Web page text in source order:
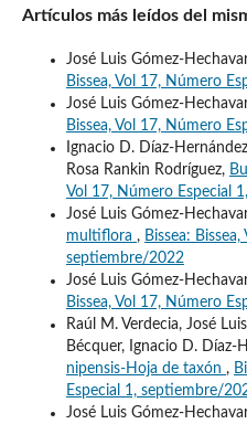
Artículos más leídos del
José Luis Gómez-
Bissea, Vol 17, Número
José Luis Gómez-
Bissea, Vol 17, Número
Ignacio D. Díaz-
Rosa Rankin Rodríguez,
Vol 17, Número Especial
José Luis Gómez-
multiflora , Bissea:
septiembre/2022
José Luis Gómez-
Bissea, Vol 17, Número
Raúl M. Verdecia, José
Bécquer, Ignacio D. Díaz-
nipensis-Hoja de taxón ,
Especial 1, septiembre/
José Luis Gómez-